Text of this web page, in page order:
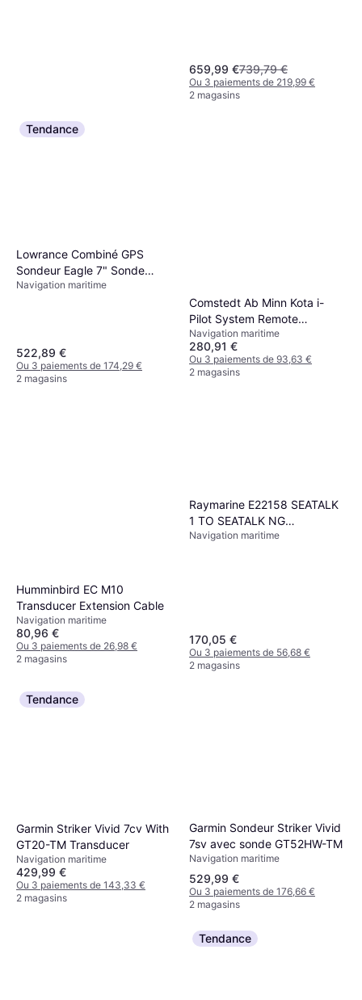
Standard horizon VHF
3 magasins
659,99 €739,79 €
Ou 3 paiements de 219,99 €
2 magasins
Tendance
Lowrance Combiné GPS
Sondeur Eagle 7" Sonde
SplitShot HD IPX7
Navigation maritime
522,89 €
Ou 3 paiements de 174,29 €
2 magasins
Comstedt Ab Minn Kota i-
Pilot System Remote
Access_BT
Navigation maritime
280,91 €
Ou 3 paiements de 93,63 €
2 magasins
Humminbird EC M10
Transducer Extension Cable
Navigation maritime
80,96 €
Ou 3 paiements de 26,98 €
2 magasins
Raymarine E22158 SEATALK
1 TO SEATALK NG
CONVERTER KIT
Navigation maritime
170,05 €
Ou 3 paiements de 56,68 €
2 magasins
Tendance
Garmin Striker Vivid 7cv With
GT20-TM Transducer
Navigation maritime
429,99 €
Ou 3 paiements de 143,33 €
2 magasins
Garmin Sondeur Striker Vivid
7sv avec sonde GT52HW-TM
Navigation maritime
529,99 €
Ou 3 paiements de 176,66 €
2 magasins
Tendance